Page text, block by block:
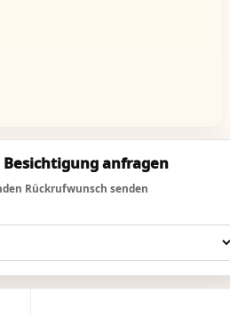
Besichtigung anfragen
Rückrufwunsch senden